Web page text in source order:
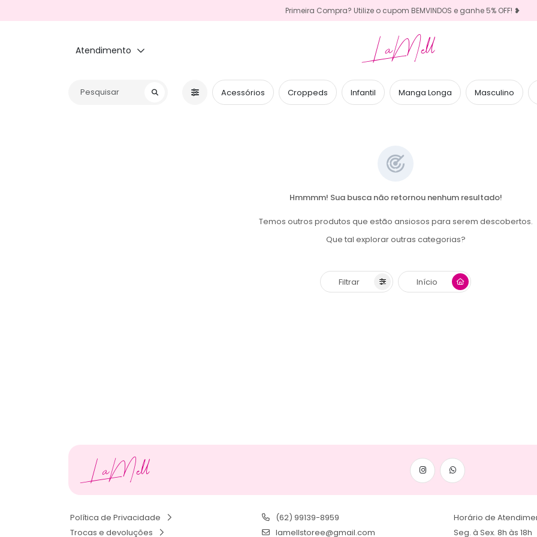
Primeira Compra? Utilize o cupom BEMVINDOS e ganhe 5% OFF! ❥
Atendimento LaMell
Acessórios Croppeds Infantil Manga Longa Masculino
Hmmmm! Sua busca não retornou nenhum resultado!
Temos outros produtos que estão ansiosos para serem descobertos.
Que tal explorar outras categorias?
Filtrar Início
LaMell
Política de Privacidade
Trocas e devoluções
(62) 99139-8959
lamellstoree@gmail.com
Horário de
Seg. à Sex. 8h às 18h